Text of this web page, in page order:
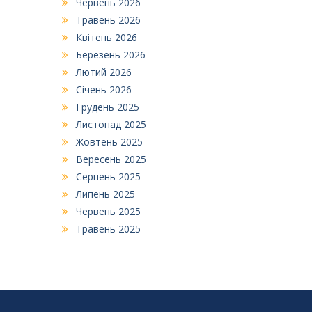
Травень 2026
Квітень 2026
Березень 2026
Лютий 2026
Січень 2026
Грудень 2025
Листопад 2025
Жовтень 2025
Вересень 2025
Серпень 2025
Липень 2025
Червень 2025
Травень 2025